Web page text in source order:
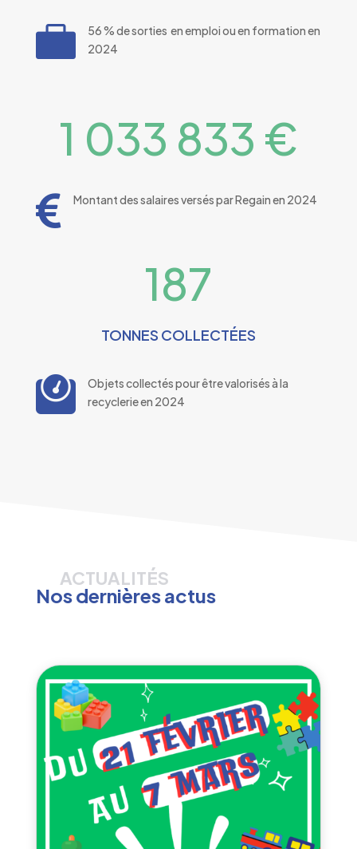

56 % de sorties en emploi ou en formation en
2024
1 033 833 €
 Montant des salaires versés par Regain en 2024
187
TONNES COLLECTÉES

Objets collectés pour être valorisés à la
recyclerie en 2024
ACTUALITÉS
Nos dernières actus